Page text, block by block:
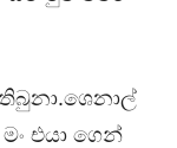
එයා ගෙන්